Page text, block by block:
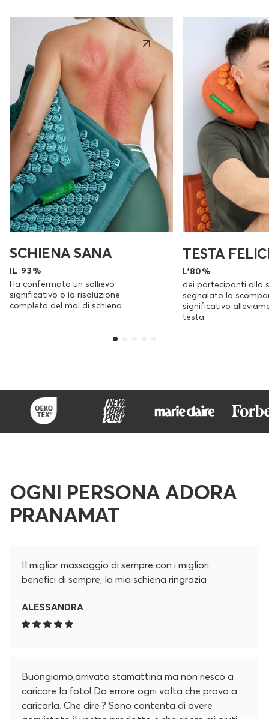
SCHIENA SANA
IL 93%
Ha confermato un sollievo
significativo o la risoluzione
completa del mal di schiena
TESTA
L'80%
dei partecipanti allo
segnalato la
significativo
testa
OGNI PERSONA ADORA
PRANAMAT
Il miglior massaggio di sempre con i migliori
benefici di sempre, la mia schiena ringrazia
ALESSANDRA
Buongiorno,arrivato stamattina ma non riesco a
caricare la foto! Da errore ogni volta che provo a
caricarla. Che dire ? Sono contenta di avere